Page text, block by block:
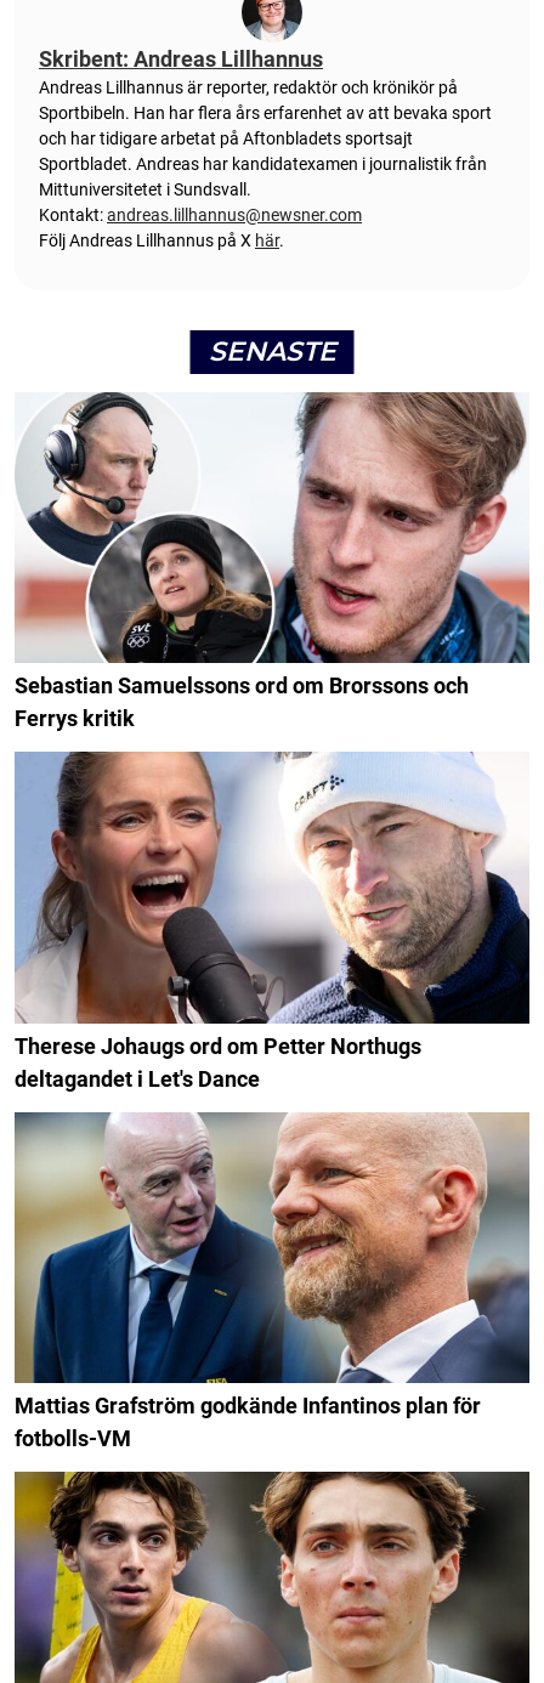
Skribent: Andreas Lillhannus
Andreas Lillhannus är reporter, redaktör och krönikör på
Sportbibeln. Han har flera års erfarenhet av att bevaka sport
och har tidigare arbetat på Aftonbladets sportsajt
Sportbladet. Andreas har kandidatexamen i journalistik från
Mittuniversitetet i Sundsvall.
Kontakt:andreas.lillhannus@newsner.com
Följ Andreas Lillhannus på X här.
SENASTE
Sebastian Samuelssons ord om Brorssons och
Ferrys kritik
Therese Johaugs ord om Petter Northugs
deltagandet i Let's Dance
Mattias Grafström godkände Infantinos plan för
fotbolls-VM